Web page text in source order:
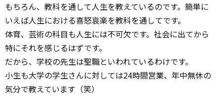
もちろん、教科を通して人生を教えているのです。簡単に
いえば人生における喜怒哀楽を教科を通してです。
体育、芸術の科目も人生には不可欠です。社会に出てから
特にそれを感じるはずです。
だから、学校の先生は聖職といわれているわけです。
小生も大学の学生さんに対しては24時間営業、年中無休の
気分で教えています（笑）